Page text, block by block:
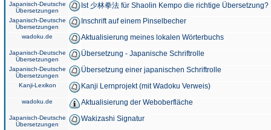
Japanisch-Deutsche
Übersetzungen
Ist 少林拳法 für Shaolin Kempo die richtige Übersetzung?
Japanisch-Deutsche
Übersetzungen
Inschrift auf einem Pinselbecher
wadoku.de Aktualisierung meines lokalen Wörterbuchs
Japanisch-Deutsche
Übersetzungen
Übersetzung - Japanische Schriftrolle
Japanisch-Deutsche
Übersetzungen
Übersetzung einer japanischen Schriftrolle
Kanji-Lexikon Kanji Lernprojekt (mit Wadoku Verweis)
wadoku.de Aktualisierung der Weboberfläche
Japanisch-Deutsche
Übersetzungen
Wakizashi Signatur